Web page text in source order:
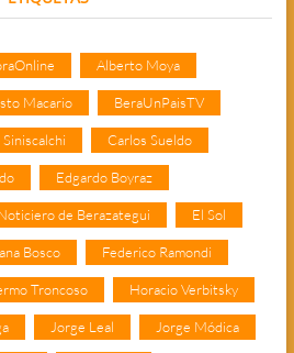
Alberto Moya
Macario BeraUnPaisTV
Carlos Sueldo
Edgardo Boyraz
de Berazategui El Sol
Bosco Federico Ramondi
Troncoso Horacio Verbitsky
Jorge Leal Jorge Módica